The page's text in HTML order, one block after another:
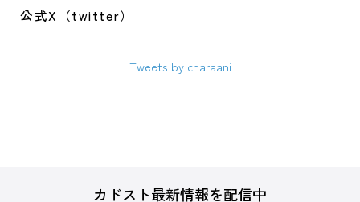
公式X（twitter）
Tweets by charaani
カドスト最新情報を配信中